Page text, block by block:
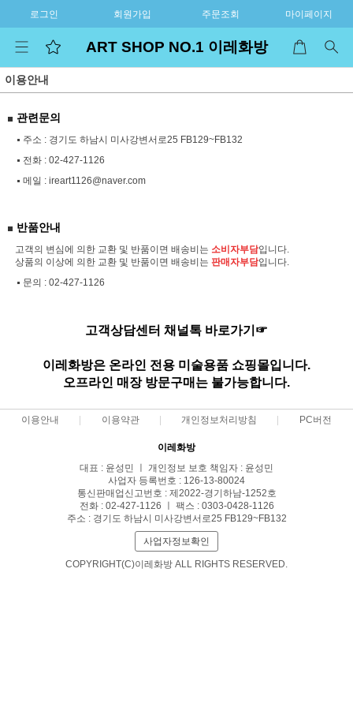
로그인 회원가입 주문조회 마이페이지
ART SHOP NO.1 이레화방
이용안내
관련문의
주소 : 경기도 하남시 미사강변서로25 FB129~FB132
전화 : 02-427-1126
메일 : ireart1126@naver.com
반품안내
고객의 변심에 의한 교환 및 반품이면 배송비는 소비자부담입니다.
상품의 이상에 의한 교환 및 반품이면 배송비는 판매자부담입니다.
문의 : 02-427-1126
고객상담센터 채널톡 바로가기☞
이레화방은 온라인 전용 미술용품 쇼핑몰입니다.
오프라인 매장 방문구매는 불가능합니다.
이용안내 이용약관 개인정보처리방침 PC버전
이레화방
대표 : 윤성민 ㅣ 개인정보 보호 책임자 : 윤성민
사업자 등록번호 : 126-13-80024
통신판매업신고번호 : 제2022-경기하남-1252호
전화 : 02-427-1126 ㅣ 팩스 : 0303-0428-1126
주소 : 경기도 하남시 미사강변서로25 FB129~FB132
사업자정보확인
COPYRIGHT(C)이레화방 ALL RIGHTS RESERVED.